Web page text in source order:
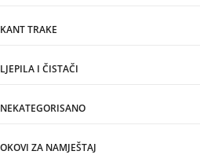
KANT TRAKE
LJEPILA I ČISTAČI
NEKATEGORISANO
OKOVI ZA NAMJEŠTAJ